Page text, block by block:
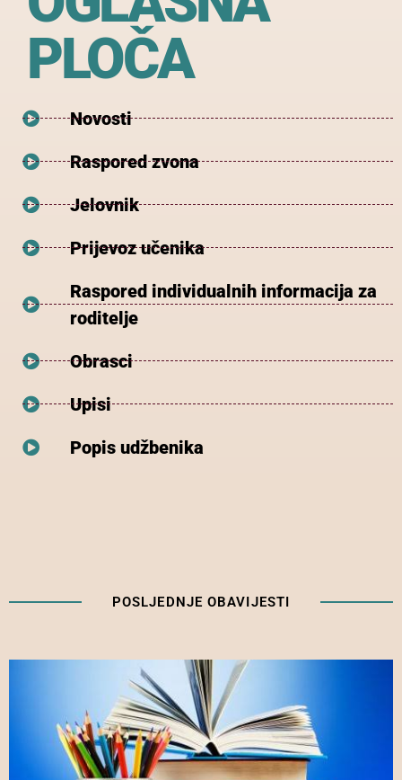
PLOČA
Novosti
Raspored zvona
Jelovnik
Prijevoz učenika
Raspored individualnih informacija za
roditelje
Obrasci
Upisi
Popis udžbenika
POSLJEDNJE OBAVIJESTI